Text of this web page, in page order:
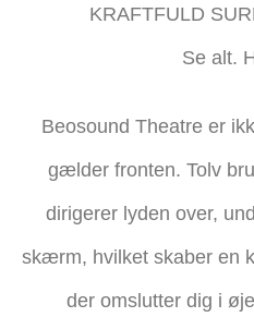
KRAFTFULD
Se alt.
Beosound Theatre er
gælder fronten. Tolv
dirigerer lyden over,
skærm, hvilket skaber en
der omslutter dig i